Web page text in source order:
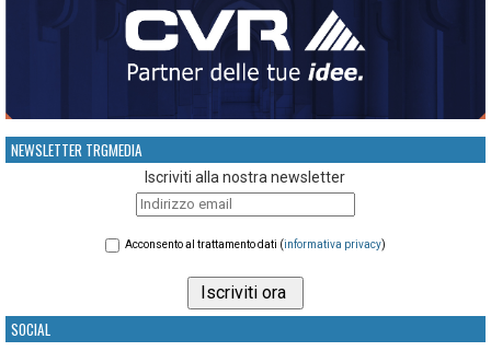
NEWSLETTER TRGMEDIA
Iscriviti alla nostra newsletter
Acconsento al trattamento dati (informativa privacy)
SOCIAL